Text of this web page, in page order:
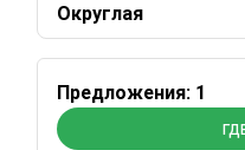
Округлая
Предложения: 1